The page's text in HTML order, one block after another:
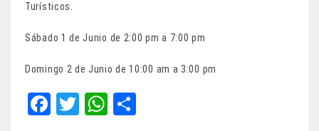
Turísticos.
Sábado 1 de Junio de 2:00 pm a 7:00 pm
Domingo 2 de Junio de 10:00 am a 3:00 pm
Fa
T
W